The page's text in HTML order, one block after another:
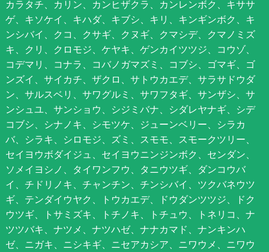
カラタチ、カリン、カンヒザクラ、カンレンボク、キササ
ゲ、キソケイ、キハダ、キブシ、キリ、キンギンボク、キ
ンシバイ、クコ、クサギ、クヌギ、クマシデ、クマノミズ
キ、クリ、クロモジ、ケヤキ、ゲンカイツツジ、コウゾ、
コデマリ、コナラ、コバノガマズミ、コブシ、ゴマギ、ゴ
ンズイ、サイカチ、ザクロ、サトウカエデ、サラサドウダ
ン、サルスベリ、サワグルミ、サワフタギ、サンザシ、サ
ンシュユ、サンショウ、シジミバナ、シダレヤナギ、シデ
コブシ、シナノキ、シモツケ、ジューンベリー、シラカ
バ、シラキ、シロモジ、ズミ、スモモ、スモークツリー、
セイヨウボダイジュ、セイヨウニンジンボク、センダン、
ソメイヨシノ、タイワンフウ、タニウツギ、ダンコウバ
イ、チドリノキ、チャンチン、チンシバイ、ツクバネウツ
ギ、テンダイウヤク、トウカエデ、ドウダンツツジ、ドク
ウツギ、トサミズキ、トチノキ、トチュウ、トネリコ、ナ
ツツバキ、ナツメ、ナツハゼ、ナナカマド、ナンキンハ
ゼ、ニガキ、ニシキギ、ニセアカシア、ニワウメ、ニワウ